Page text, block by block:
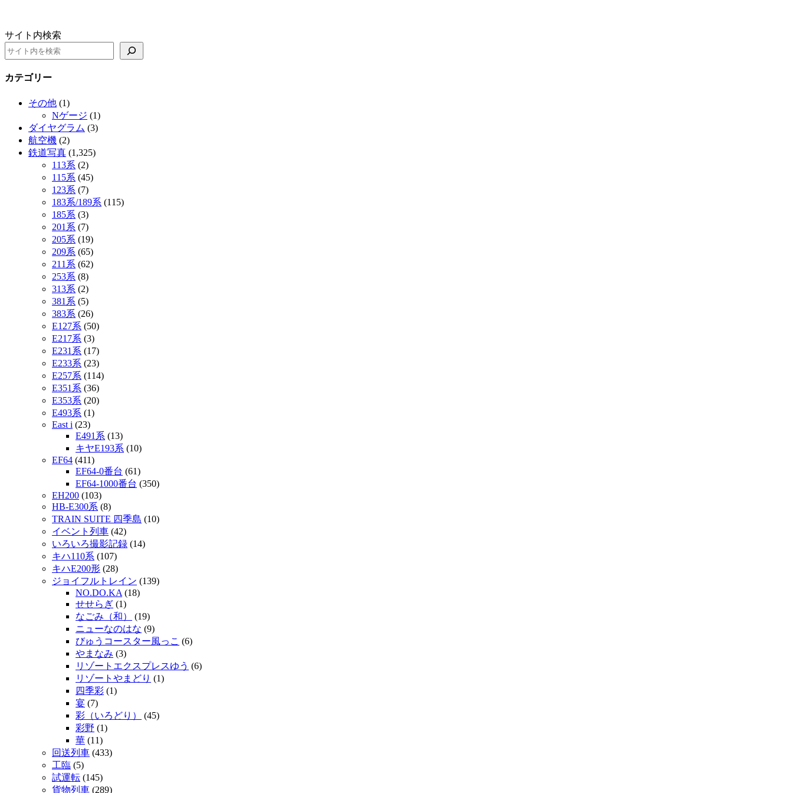
サイト内検索
カテゴリー
その他 (1)
Nゲージ (1)
ダイヤグラム (3)
航空機 (2)
鉄道写真 (1,325)
113系 (2)
115系 (45)
123系 (7)
183系/189系 (115)
185系 (3)
201系 (7)
205系 (19)
209系 (65)
211系 (62)
253系 (8)
313系 (2)
381系 (5)
383系 (26)
E127系 (50)
E217系 (3)
E231系 (17)
E233系 (23)
E257系 (114)
E351系 (36)
E353系 (20)
E493系 (1)
East i (23)
E491系 (13)
キヤE193系 (10)
EF64 (411)
EF64-0番台 (61)
EF64-1000番台 (350)
EH200 (103)
HB-E300系 (8)
TRAIN SUITE 四季島 (10)
イベント列車 (42)
いろいろ撮影記録 (14)
キハ110系 (107)
キハE200形 (28)
ジョイフルトレイン (139)
NO.DO.KA (18)
せせらぎ (1)
なごみ（和）
(19)
ニューなのはな (9)
びゅうコースター風っこ (6)
やまなみ (3)
リゾートエクスプレスゆう (6)
リゾートやまどり (1)
四季彩 (1)
宴 (7)
彩（いろどり）
(45)
彩野 (1)
華 (11)
回送列車 (433)
工臨 (5)
試運転 (145)
貨物列車 (289)